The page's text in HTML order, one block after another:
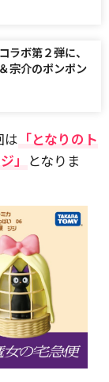
ラボ第２弾に、
宗介のポンポン
は 「となりのト
」 となりま